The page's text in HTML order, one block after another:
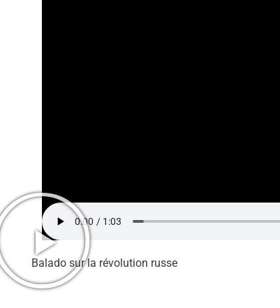
Balado sur la révolution russe